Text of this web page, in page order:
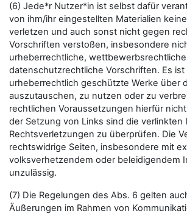
(6) Jede*r Nutzer*in ist selbst dafür
von ihm/ihr eingestellten Materialien
verletzen und auch sonst nicht gegen
Vorschriften verstoßen, insbesondere
urheberrechtliche,
datenschutzrechtliche Vorschriften. Es
urheberrechtlich geschützte Werke über
auszutauschen, zu nutzen oder zu
rechtlichen Voraussetzungen hierfür
der Setzung von Links sind die verlinkten
Rechtsverletzungen zu überprüfen. Die
rechtswidrige Seiten, insbesondere mit
volksverhetzendem oder beleidigendem
unzulässig.
(7) Die Regelungen des Abs. 6 gelten
Äußerungen im Rahmen von